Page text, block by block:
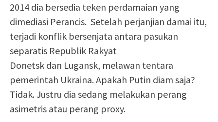
2014 dia bersedia teken perdamaian yang
dimediasi Perancis. Setelah perjanjian damai itu,
terjadi konflik bersenjata antara pasukan
separatis Republik Rakyat
Donetsk dan Lugansk, melawan tentara
pemerintah Ukraina. Apakah Putin diam saja?
Tidak. Justru dia sedang melakukan perang
asimetris atau perang proxy.